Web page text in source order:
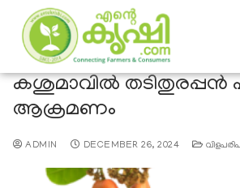
കശുമാവിൽ തടിതുരപ്പന്‍
ആക്രമണം
ADMIN DECEMBER 26, 2024